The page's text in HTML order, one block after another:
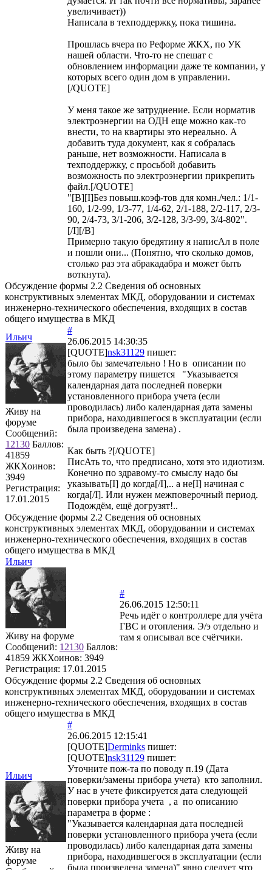
увеличивает))
Написала в техподдержку, пока тишина.
Прошлась вчера по Реформе ЖКХ, по УК
нашей области. Что-то не спешат с
обновлением информации даже те компании, у
которых всего один дом в управлении.
[/QUOTE]
У меня такое же затруднение. Если норматив
электроэнергии на ОДН еще можно как-то
внести, то на квартиры это нереально. А
добавить туда документ, как я собралась
раньше, нет возможности. Написала в
техподдержку, с просьбой добавить
возможность по электроэнергии прикрепить
файл.[/QUOTE]
"[B][I]Без повыш.коэф-тов для комн./чел.: 1/1-
160, 1/2-99, 1/3-77, 1/4-62, 2/1-188, 2/2-117, 2/3-
90, 2/4-73, 3/1-206, 3/2-128, 3/3-99, 3/4-802".
[/I][/B]
Примерно такую бредятину я написАл в поле
и пошли они... (Понятно, что сколько домов,
столько раз эта абракадабра и может быть
воткнута).
Обсуждение формы 2.2 Сведения об основных
конструктивных элементах МКД, оборудовании и системах
инженерно-технического обеспечения, входящих в состав
общего имущества в МКД
Ильич
Живу на
форуме
Сообщений:
12130 Баллов:
41859
ЖКХоинов:
3949
Регистрация:
17.01.2015
#
26.06.2015 14:30:35
[QUOTE]nsk31129 пишет:
было бы замечательно ! Но в описании по
этому параметру пишется "Указывается
календарная дата последней поверки
установленного прибора учета (если
проводилась) либо календарная дата замены
прибора, находившегося в эксплуатации (если
была произведена замена) .
Как быть ?[/QUOTE]
ПисАть то, что предписано, хотя это идиотизм.
Конечно по здравому-то смыслу надо бы
указывать[I] до когда[/I],.. а не[I] начиная с
когда[/I]. Или нужен межповерочный период.
Подождём, ещё догрузят!..
Обсуждение формы 2.2 Сведения об основных
конструктивных элементах МКД, оборудовании и системах
инженерно-технического обеспечения, входящих в состав
общего имущества в МКД
Ильич
Живу на форуме
Сообщений: 12130 Баллов:
41859 ЖКХоинов: 3949
Регистрация: 17.01.2015
#
26.06.2015 12:50:11
Речь идёт о контроллере для учёта
ГВС и отопления. Э/э отдельно и
там я описывал все счётчики.
Обсуждение формы 2.2 Сведения об основных
конструктивных элементах МКД, оборудовании и системах
инженерно-технического обеспечения, входящих в состав
общего имущества в МКД
Ильич
Живу на
форуме
#
26.06.2015 12:15:41
[QUOTE]Derminks пишет:
[QUOTE]nsk31129 пишет:
Уточните пож-та по поводу п.19 (Дата
поверки/замены прибора учета) кто заполнил.
У нас в учете фиксируется дата следующей
поверки прибора учета , а по описанию
параметра в форме :
"Указывается календарная дата последней
поверки установленного прибора учета (если
проводилась) либо календарная дата замены
прибора, находившегося в эксплуатации (если
была произведена замена)" явно следует что